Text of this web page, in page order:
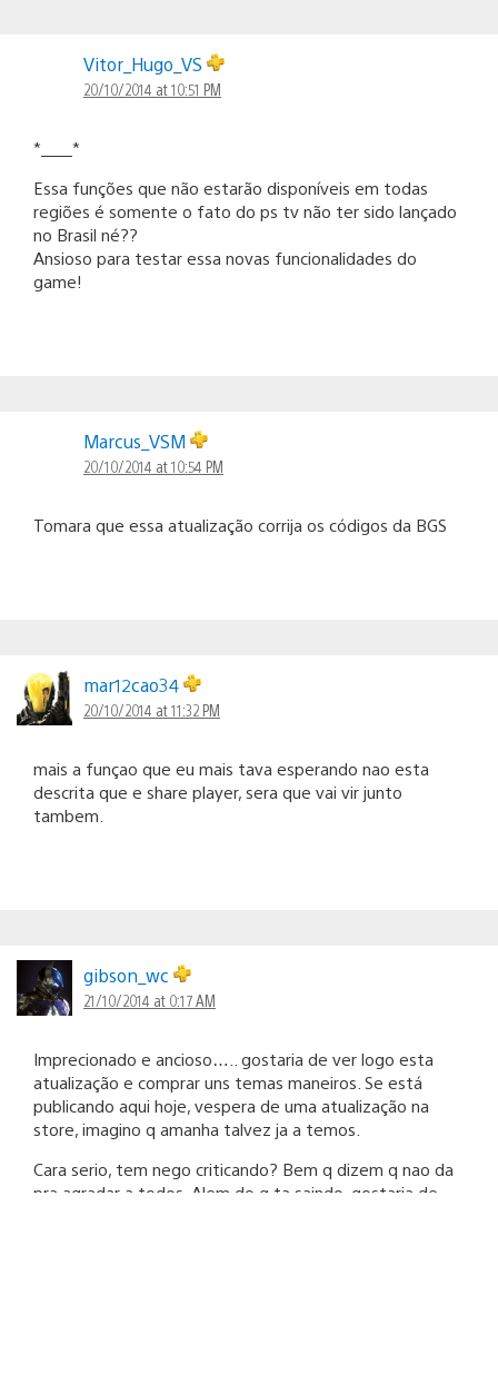
Vitor_Hugo_VS
20/10/2014 at 10:51 PM
*____*
Essa funções que não estarão disponíveis em todas
regiões é somente o fato do ps tv não ter sido lançado
no Brasil né??
Ansioso para testar essa novas funcionalidades do
game!
Marcus_VSM
20/10/2014 at 10:54 PM
Tomara que essa atualização corrija os códigos da BGS
mar12cao34
20/10/2014 at 11:32 PM
mais a funçao que eu mais tava esperando nao esta
descrita que e share player, sera que vai vir junto
tambem.
gibson_wc
21/10/2014 at 0:17 AM
Imprecionado e ancioso….. gostaria de ver logo esta
atualização e comprar uns temas maneiros. Se está
publicando aqui hoje, vespera de uma atualização na
store, imagino q amanha talvez ja a temos.
Cara serio, tem nego criticando? Bem q dizem q nao da
pra agradar a todos. Alem do q ta saindo, gostaria de